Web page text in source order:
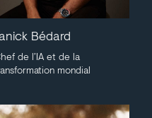
Bédard
de l’IA et de la
mondial